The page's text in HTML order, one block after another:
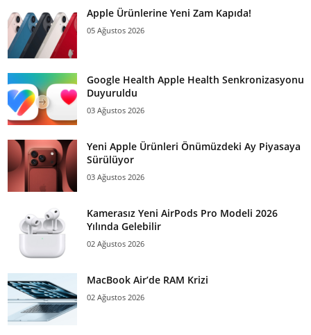
Apple Ürünlerine Yeni Zam Kapıda!
05 Ağustos 2026
Google Health Apple Health Senkronizasyonu
Duyuruldu
03 Ağustos 2026
Yeni Apple Ürünleri Önümüzdeki Ay Piyasaya
Sürülüyor
03 Ağustos 2026
Kamerasız Yeni AirPods Pro Modeli 2026
Yılında Gelebilir
02 Ağustos 2026
MacBook Air’de RAM Krizi
02 Ağustos 2026